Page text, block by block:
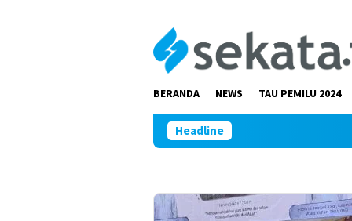
BERANDA NEWS TAU PEMILU 2024
Headline